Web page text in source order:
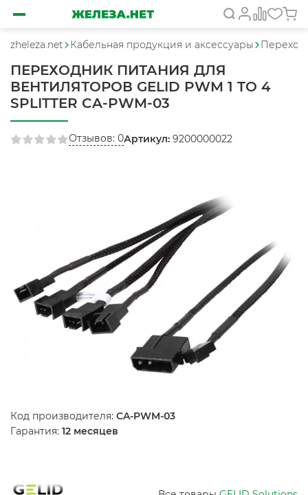
zheleza.net Кабельная продукция и аксессуары
ПЕРЕХОДНИК ПИТАНИЯ ДЛЯ
ВЕНТИЛЯТОРОВ GELID PWM 1 TO 4
SPLITTER CA-PWM-03
Отзывов: 0Артикул: 9200000022
Код производителя: CA-PWM-03
Гарантия: 12 месяцев